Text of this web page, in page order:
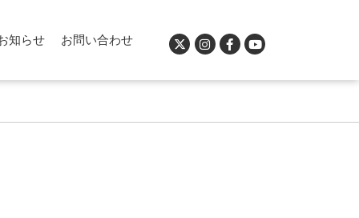
知らせ お問い合わせ